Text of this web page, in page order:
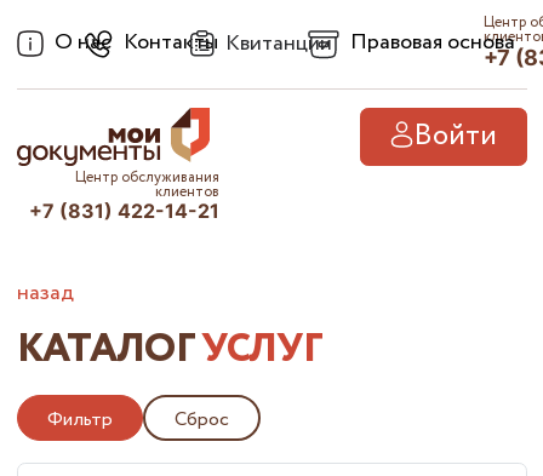
О нас Контакты Квитанции Правовая основа
Центр
+7
Войти
Центр обслуживания
клиентов
+7 (831) 422-14-21
назад
КАТАЛОГУСЛУГ
Фильтр Сброс